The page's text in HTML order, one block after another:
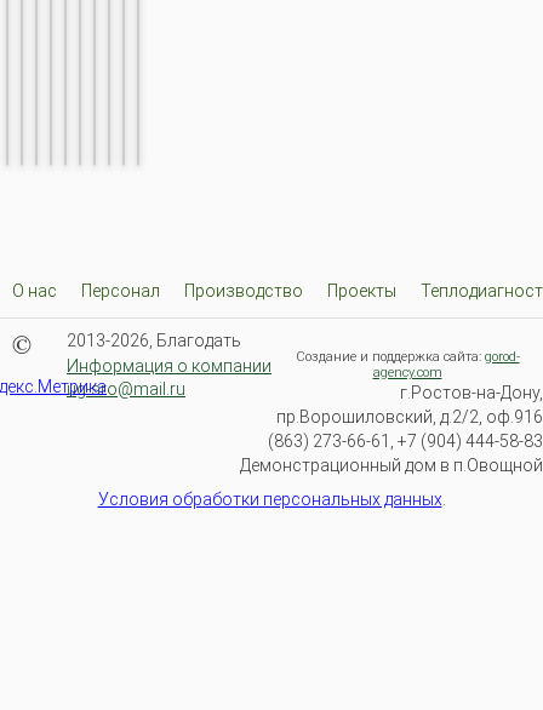
О нас Персонал Производство Проекты
©
2013-2026, Благодать
Информация о компании
ug-sro@mail.ru
Создание и поддержка сайта: gorod-
agency.com
г.Ростов-на-Дону,
пр.Ворошиловский, д.2/2, оф.916
(863) 273-66-61, +7 (904) 444-58-83
Демонстрационный дом в п.Овощной
Условия обработки персональных данных.